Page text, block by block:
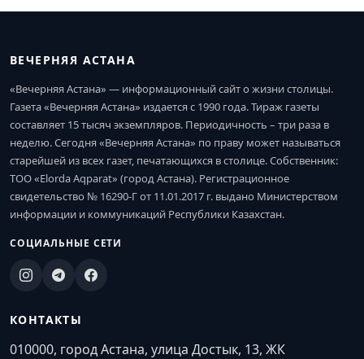
ВЕЧЕРНЯЯ АСТАНА
«Вечерняя Астана» — информационный сайт о жизни столицы.
Газета «Вечерняя Астана» издается с 1990 года. Тираж газеты
составляет 15 тысяч экземпляров. Периодичность – три раза в
неделю. Сегодня «Вечерняя Астана» по праву может называться
старейшей из всех газет, печатающихся в столице. Собственник:
ТОО «Elorda Aqparat» (город Астана). Регистрационное
свидетельство № 16290-Г от 11.01.2017 г. выдано Министерством
информации и коммуникаций Республики Казахстан.
СОЦИАЛЬНЫЕ СЕТИ
КОНТАКТЫ
010000, город Астана, улица Достык, 13, ЖК